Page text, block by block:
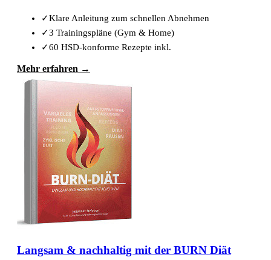
✓Klare Anleitung zum schnellen Abnehmen
✓3 Trainingspläne (Gym & Home)
✓60 HSD-konforme Rezepte inkl.
Mehr erfahren →
Langsam & nachhaltig mit der BURN Diät